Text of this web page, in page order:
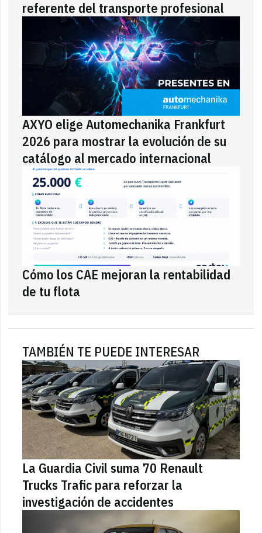
referente del transporte profesional
AXYO elige Automechanika Frankfurt
2026 para mostrar la evolución de su
catálogo al mercado internacional
Cómo los CAE mejoran la rentabilidad
de tu flota
TAMBIÉN TE PUEDE INTERESAR
La Guardia Civil suma 70 Renault
Trucks Trafic para reforzar la
investigación de accidentes